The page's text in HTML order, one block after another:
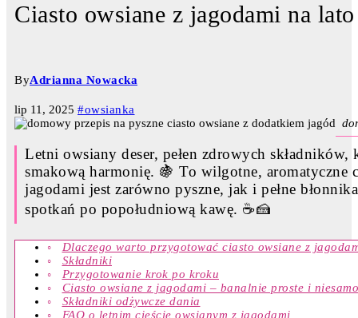
Ciasto owsiane z jagodami na
ByAdrianna Nowacka
lip 11, 2025 #owsianka
Letni owsiany deser, pełen zdrowych
smakową harmonię. 🍇 To wilgotne, aromatyczne
jagodami jest zarówno pyszne, jak i pełne
spotkań po popołudniową kawę. ☕🍰
Dlaczego warto przygotować ciasto owsiane z
Składniki
Przygotowanie krok po kroku
Ciasto owsiane z jagodami – banalnie proste i
Składniki odżywcze dania
FAQ o letnim cieście owsianym z jagodami